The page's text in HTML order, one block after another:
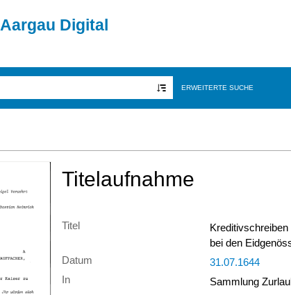
Aargau Digital
ERWEITERTE SUCHE
Titelaufnahme
Titel
bei den
Datum
31.07.1644
In
Sammlung